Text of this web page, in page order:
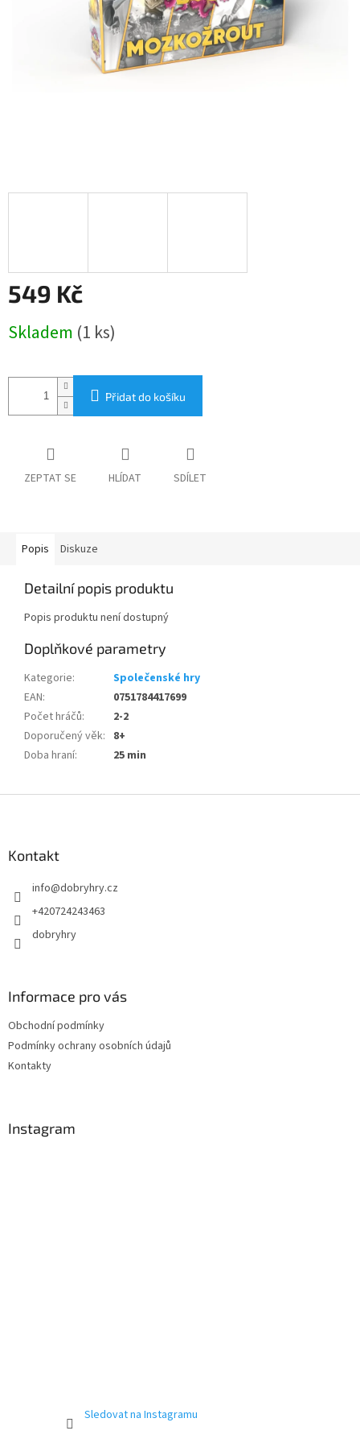
549 Kč
cena:
Skladem (1 ks)
Přidat do košíku
ZEPTAT SE HLÍDAT SDÍLET
Popis Diskuze
Detailní popis produktu
Popis produktu není dostupný
Doplňkové parametry
Kategorie:
Společenské hry
EAN:
0751784417699
Počet hráčů:
2-2
Doporučený věk: 8+
Doba hraní: 25 min
Kontakt
info@dobryhry.cz
+420724243463
dobryhry
Informace pro vás
Obchodní podmínky
Podmínky ochrany osobních údajů
Kontakty
Instagram
Sledovat na Instagramu